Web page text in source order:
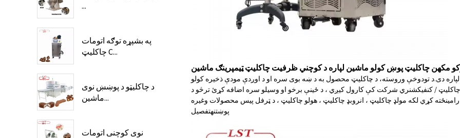
...
په بشپړه توګه اتومات
چاکلیټ C...
د چاکلیټو د پوښښ نوی
ماشین...
نوی کوچنی اتومات
مکھن چاکلیټ پوښ کولو ماشین لپاره د کوچني ظرفیت چاکلیټ ټیمپرینګ ماشین
دی.د تودوخې وروسته، د چاکلیټ محصول به د ښه بوی سره او د اوږدې مودې ذخیره کولو
/ کنفیکشنري شرکت کې کارول کیږي ، د ځینې برخو او وسیلو سره اضافه کړئ ترڅو د
پوښتنهتفصیل